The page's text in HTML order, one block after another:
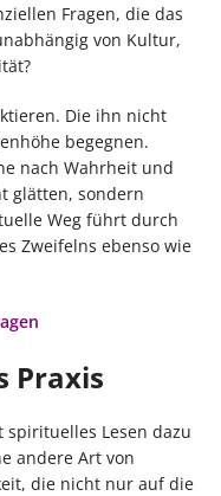
Fragen, die das
von Kultur,
Die ihn nicht
begegnen.
nach Wahrheit und
glätten, sondern
Weg führt durch
Zweifelns ebenso wie
Praxis
Lesen dazu
andere Art von
die nicht nur auf die